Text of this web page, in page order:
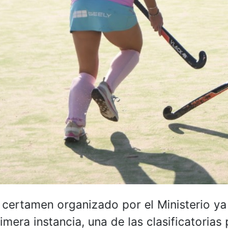
certamen organizado por el Ministerio
instancia, una de las